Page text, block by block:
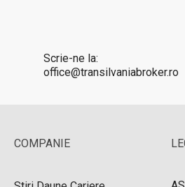
Scrie-ne la:
office@transilvaniabroker.ro
COMPANIE